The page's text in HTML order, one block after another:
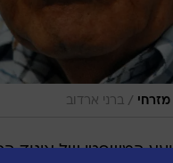
מזרחי / ברני ארדוב
המשפטי של איגוד